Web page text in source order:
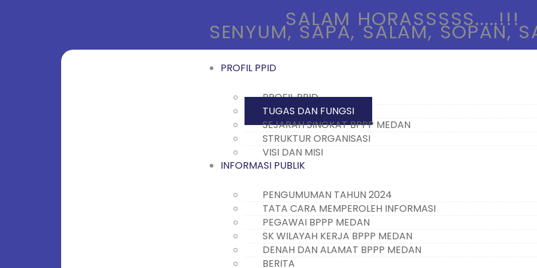
SALAM HORASSSSS.....!!!
SENYUM, SAPA, SALAM, SOPAN,
PROFIL PPID
PROFIL PPID
TUGAS DAN FUNGSI
SEJARAH SINGKAT BPPP MEDAN
STRUKTUR ORGANISASI
VISI DAN MISI
INFORMASI PUBLIK
PENGUMUMAN TAHUN 2024
TATA CARA MEMPEROLEH INFORMASI
PEGAWAI BPPP MEDAN
SK WILAYAH KERJA BPPP MEDAN
DENAH DAN ALAMAT BPPP MEDAN
BERITA